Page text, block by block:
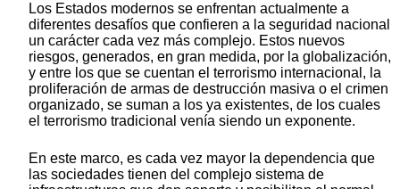
Los Estados modernos se enfrentan actualmente a
diferentes desafíos que confieren a la seguridad nacional
un carácter cada vez más complejo. Estos nuevos
riesgos, generados, en gran medida, por la globalización,
y entre los que se cuentan el terrorismo internacional, la
proliferación de armas de destrucción masiva o el crimen
organizado, se suman a los ya existentes, de los cuales
el terrorismo tradicional venía siendo un exponente.
En este marco, es cada vez mayor la dependencia que
las sociedades tienen del complejo sistema de